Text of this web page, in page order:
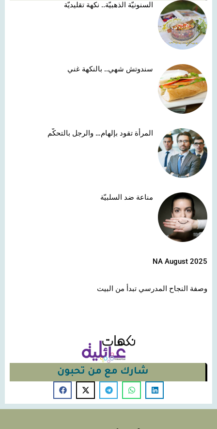
السنونيّة الذهبيّة.. نكهة تقليديّة
سندوتش شهي.. بالنكهة غني
المرأة تقود بإلهام… والرجل بالتحكّم
مناعة ضد السلبيّة
NA August 2025
وصفة النجاح المدرسي تبدأ من البيت
شارك مع من تحبون